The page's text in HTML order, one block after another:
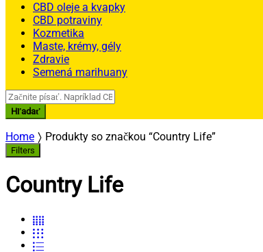
CBD oleje a kvapky
CBD potraviny
Kozmetika
Maste, krémy, gély
Zdravie
Semená marihuany
Search
for:
Hľadať
Home Produkty so značkou “Country Life”
Filters
Country Life